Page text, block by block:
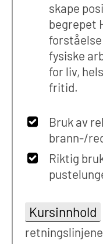
skape
begrepet
fysiske
for liv,
fritid.
Bruk av
brann-/
Riktig
Kursinnhold